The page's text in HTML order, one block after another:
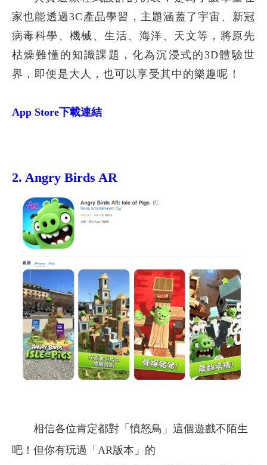
家也能透過3C產品學習，主題涵蓋了宇宙、 新冠
病毒科學、機械、生活、海洋、天文等，將原先
枯燥難懂的知識課題，化為沉浸式的3D體驗世
界，即便是大人，也可以享受其中的樂趣呢！
App Store下載連結
2. Angry Birds AR
相信各位肯定都對「憤怒鳥」這個遊戲不陌生
吧！但你有玩過「AR版本」的